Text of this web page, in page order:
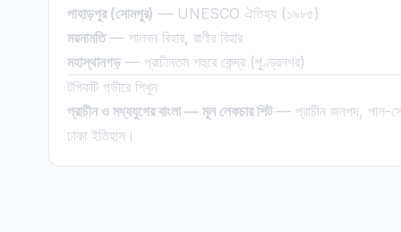
পাহাড়পুর (সোমপুর) — UNESCO ঐতিহ্য (১৯৮৫)
ময়নামতি— শালবন বিহার, রাণীর বিহার
মহাস্থানগড় — প্রাচীনতম শহুরে কেন্দ্র (পুণ্ড্রনগর)
টপিকটি গভীরে শিখুন
প্রাচীন ও মধ্যযুগের বাংলা — মূল লেকচার শিট— প্রাচীন জনপদ, পাল-
ঢাকা ইতিহাস।